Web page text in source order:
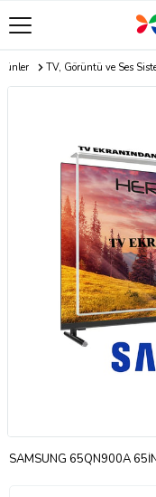
TV, Görüntü ve Ses
SAMSUNG 65QN900A